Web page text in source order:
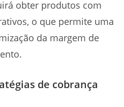
obter produtos com
o que permite uma
da margem de
de cobrança